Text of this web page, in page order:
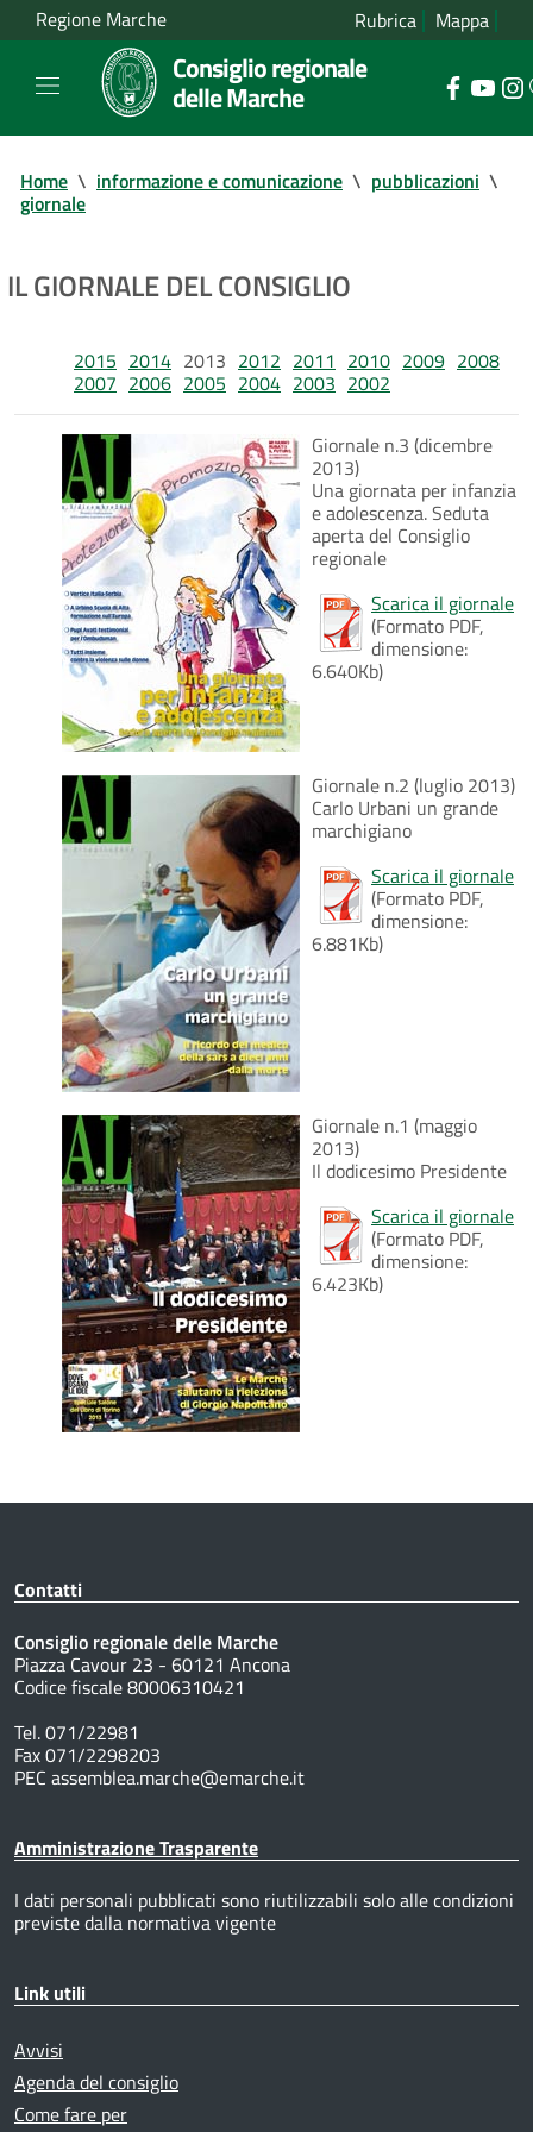
Regione Marche Rubrica Mappa
Consiglio regionale
delle Marche
Home \ informazione e comunicazione \ pubblicazioni \
giornale
IL GIORNALE DEL CONSIGLIO
2015 2014 2013 2012 2011 2010 2009 2008
2007 2006 2005 2004 2003 2002
Giornale n.3 (dicembre
2013)
Una giornata per infanzia
e adolescenza. Seduta
aperta del Consiglio
regionale
Scarica il giornale
(Formato PDF,
dimensione:
6.640Kb)
Giornale n.2 (luglio 2013)
Carlo Urbani un grande
marchigiano
Scarica il giornale
(Formato PDF,
dimensione:
6.881Kb)
Giornale n.1 (maggio
2013)
Il dodicesimo Presidente
Scarica il giornale
(Formato PDF,
dimensione:
6.423Kb)
Contatti
Consiglio regionale delle Marche
Piazza Cavour 23 - 60121 Ancona
Codice fiscale 80006310421
Tel. 071/22981
Fax 071/2298203
PEC assemblea.marche@emarche.it
Amministrazione Trasparente
I dati personali pubblicati sono riutilizzabili solo alle condizioni
previste dalla normativa vigente
Link utili
Avvisi
Agenda del consiglio
Come fare per